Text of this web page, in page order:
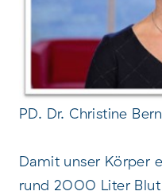
PD. Dr. Christine
Damit unser Körper
rund 2000 Liter Blut